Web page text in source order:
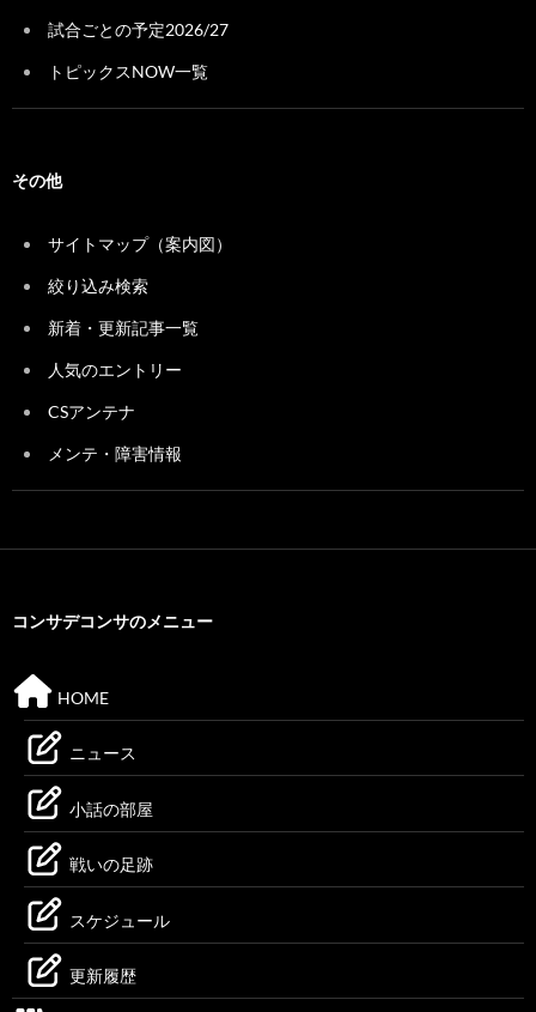
試合ごとの予定2026/27
トピックスNOW一覧
その他
サイトマップ（案内図）
絞り込み検索
新着・更新記事一覧
人気のエントリー
CSアンテナ
メンテ・障害情報
コンサデコンサのメニュー
HOME
ニュース
小話の部屋
戦いの足跡
スケジュール
更新履歴